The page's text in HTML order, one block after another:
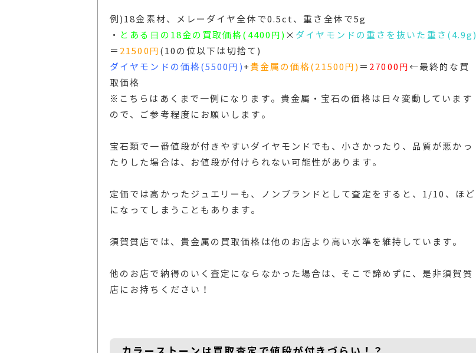
例)18金素材、メレーダイヤ全体で0.5ct、重さ全体で5g
・ とある日の18金の買取価格(4400円) × ダイヤモンドの重さを抜いた重さ(4.9g)
＝ 21500円 (10の位以下は切捨て)
ダイヤモンドの価格(5500円)+貴金属の価格(21500円) ＝ 27000円←最終的な買
取価格
※ こちらはあくまで一例になります。貴金属・宝石の価格は日々変動しています
ので、ご参考程度にお願いします。
宝石類で一番値段が付きやすいダイヤモンドでも、小さかったり、品質が悪かっ
たりした場合は、お値段が付けられない可能性があります。
定価では高かったジュエリーも、ノンブランドとして査定をすると、1/10、ほど
になってしまうこともあります。
須賀質店では、貴金属の買取価格は他のお店より高い水準を維持しています。
他のお店で納得のいく査定にならなかった場合は、そこで諦めずに、是非須賀質
店にお持ちください！